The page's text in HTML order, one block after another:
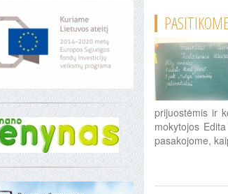
prijuostėmis ir
mokytojos
pasakojome,